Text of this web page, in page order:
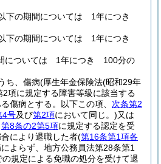
下の期間については 1年につき
下の期間については 1年につき
については 1年につき 100分の
ち、傷病(厚生年金保険法(昭和29年
2項に規定する障害等級に該当する
傷病とする。以下この項、 次条第2
4号及び第2項において同じ。)又は
第8条の2第5項に規定する認定を受
により退職した者(第16条第1項各
よらず、地方公務員法第28条第1
規定による免職の処分を受けて退